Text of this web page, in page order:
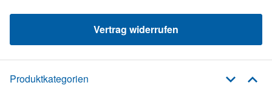
Vertrag widerrufen
Produktkategorien